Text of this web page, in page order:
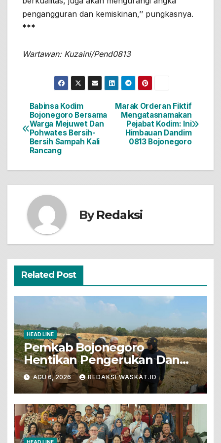
pengangguran dan kemiskinan,’’ pungkasnya.
***
Wartawan: Kuzaini/Pend0813
Navigasi
pos
Marak Orderan Fiktif
Mengatasnamakan
Pejabat Kodim: Ini
Himbauan Dandim
0813 Bojonegoro
Babinsa Kodim
Bojonegoro Bersama
Warga Mejuwet Dan
Pohwates Bersih-
Bersih Sampah Kali
Rancang
ByRedaksi
Related Post
HEAD LINE
Pemkab Bojonegoro
Hentikan Pengerukan Dan
Penjualan Tanah Dari Lahan
Pertanian
AGU 6, 2026 REDAKSI WASKAT.ID